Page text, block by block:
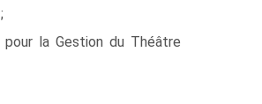
la Gestion du Théâtre